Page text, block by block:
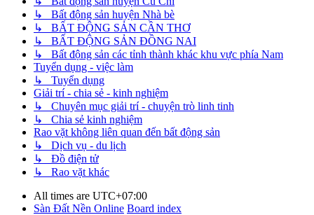
↳ Bất động sản huyện Nhà bè
↳ BẤT ĐỘNG SẢN CẦN THƠ
↳ BẤT ĐỘNG SẢN ĐỒNG NAI
↳ Bất động sản các tỉnh thành khác khu vực phía Nam
Tuyển dụng - việc làm
↳ Tuyển dụng
Giải trí - chia sẻ - kinh nghiệm
↳ Chuyên mục giải trí - chuyện trò linh tinh
↳ Chia sẻ kinh nghiệm
Rao vặt không liên quan đến bất động sản
↳ Dịch vụ - du lịch
↳ Đồ điện tử
↳ Rao vặt khác
All times are UTC+07:00
Sàn Đất Nền Online Board index